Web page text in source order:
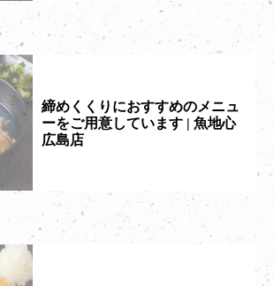
締めくくりにおすすめのメニュ
ーをご用意しています | 魚地心
広島店